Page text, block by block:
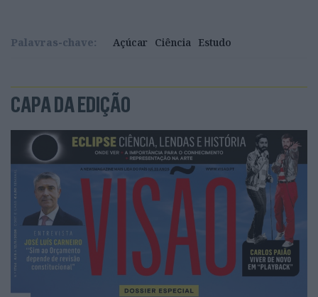
Palavras-chave: Açúcar Ciência Estudo
CAPA DA EDIÇÃO